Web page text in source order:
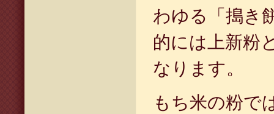
わゆる「搗き
的には上新粉
なります。
もち米の粉で